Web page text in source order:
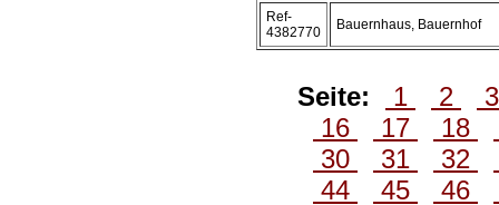
Ref-
4382770
Bauernhaus, Bauernhof
Seite: 1 2
16
17 18
30
31 32
44
45 46